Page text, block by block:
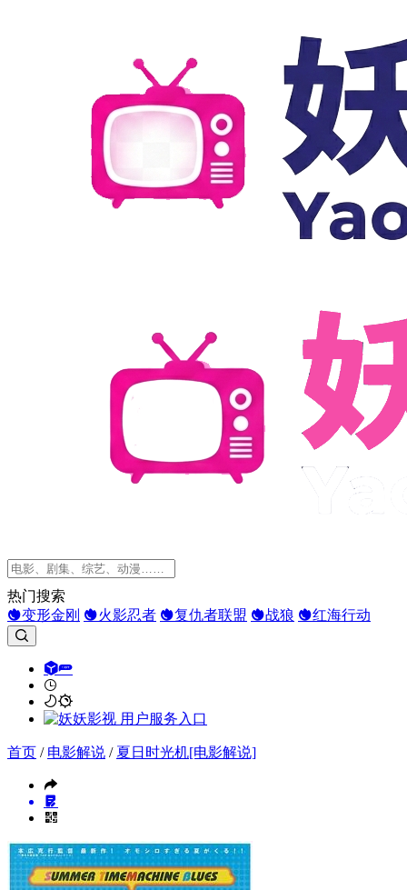
热门搜索
变形金刚
火影忍者 复仇者联盟 战狼 红海行动
首页 / 电影解说 / 夏日时光机[电影解说]